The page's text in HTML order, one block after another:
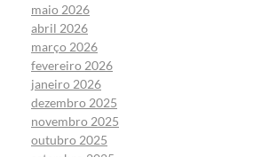
maio 2026
abril 2026
março 2026
fevereiro 2026
janeiro 2026
dezembro 2025
novembro 2025
outubro 2025